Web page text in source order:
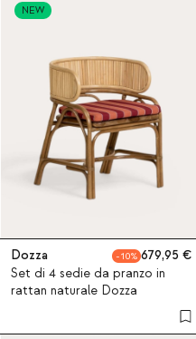
NEW
Dozza 10
679,95
Set di 4 sedie da pranzo in
rattan naturale Dozza